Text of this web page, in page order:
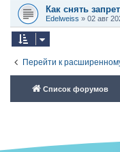
Как снять
Edelweiss » 02 авг
Перейти к
Список форумов